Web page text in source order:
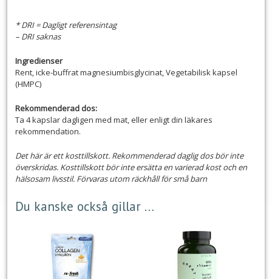
* DRI = Dagligt referensintag
– DRI saknas
Ingredienser
Rent, icke-buffrat magnesiumbisglycinat, Vegetabilisk kapsel
(HMPC)
Rekommenderad dos:
Ta 4 kapslar dagligen med mat, eller enligt din läkares
rekommendation.
Det här är ett kosttillskott. Rekommenderad daglig dos bör inte
överskridas. Kosttillskott bör inte ersätta en varierad kost och en
hälsosam livsstil. Förvaras utom räckhåll för små barn
Du kanske också gillar …